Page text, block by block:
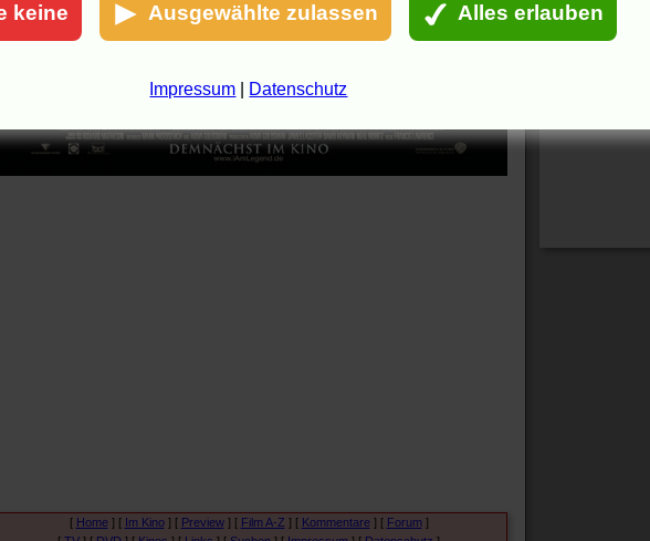
[ Home] [ Im Kino] [ Preview] [ Film A-Z ] [ Kommentare] [ Forum]
keine Ausgewählte zulassen Alles erlauben
Impressum Datenschutz